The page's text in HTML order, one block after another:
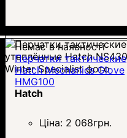
Немає в наявності
Перчатки тактические
Hatch Mechanics Glove
HMG100
Hatch
Ціна: 2 068грн.